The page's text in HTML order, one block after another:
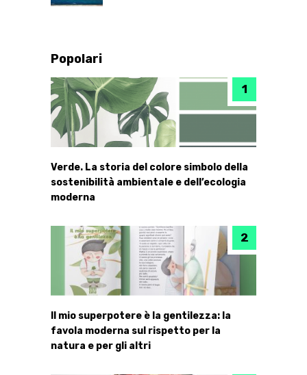
Popolari
Verde. La storia del colore simbolo della
sostenibilità ambientale e dell’ecologia
moderna
Il mio superpotere è la gentilezza: la
favola moderna sul rispetto per la
natura e per gli altri